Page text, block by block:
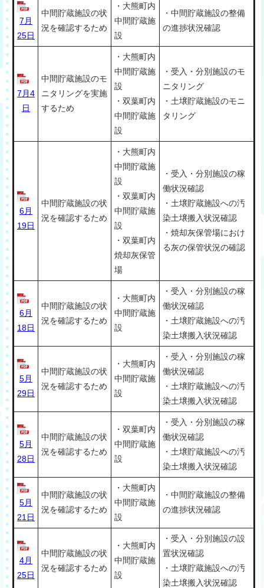
7月
25日
中間貯蔵施設の状
況を確認するため
・大熊町内
中間貯蔵施
設
・中間貯蔵施設の整備
の進捗状況確認
7月4
日
中間貯蔵施設のモ
ニタリングを実施
するため
・大熊町内
中間貯蔵施
設
・双葉町内
中間貯蔵施
設
・受入・分別施設のモ
ニタリング
・土壌貯蔵施設のモニ
タリング
6月
19日
中間貯蔵施設の状
況を確認するため
・大熊町内
中間貯蔵施
設
・双葉町内
中間貯蔵施
設
・双葉町内
焼却灰保管
場
・受入・分別施設の稼
働状況確認
・土壌貯蔵施設への汚
染土壌搬入状況確認
・焼却灰保管場におけ
る灰の保管状況の確認
6月
18日
中間貯蔵施設の状
況を確認するため
・大熊町内
中間貯蔵施
設
・受入・分別施設の稼
働状況確認
・土壌貯蔵施設への汚
染土壌搬入状況確認
5月
29日
中間貯蔵施設の状
況を確認するため
・大熊町内
中間貯蔵施
設
・受入・分別施設の稼
働状況確認
・土壌貯蔵施設への汚
染土壌搬入状況確認
5月
28日
中間貯蔵施設の状
況を確認するため
・双葉町内
中間貯蔵施
設
・受入・分別施設の稼
働状況確認
・土壌貯蔵施設への汚
染土壌搬入状況確認
5月
21日
中間貯蔵施設の状
況を確認するため
・大熊町内
中間貯蔵施
設
・中間貯蔵施設の整備
の進捗状況確認
4月
25日
中間貯蔵施設の状
況を確認するため
・大熊町内
中間貯蔵施
設
・受入・分別施設の設
置状況確認
・土壌貯蔵施設への汚
染土壌搬入状況確認